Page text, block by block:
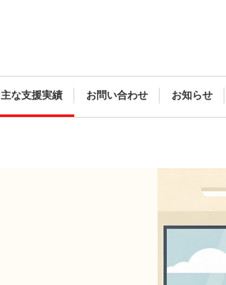
主な支援実績 お問い合わせ お知らせ